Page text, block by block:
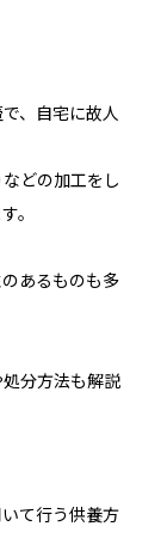
、自宅に故人
どの加工をし
。
あるものも多
分方法も解説
て行う供養方